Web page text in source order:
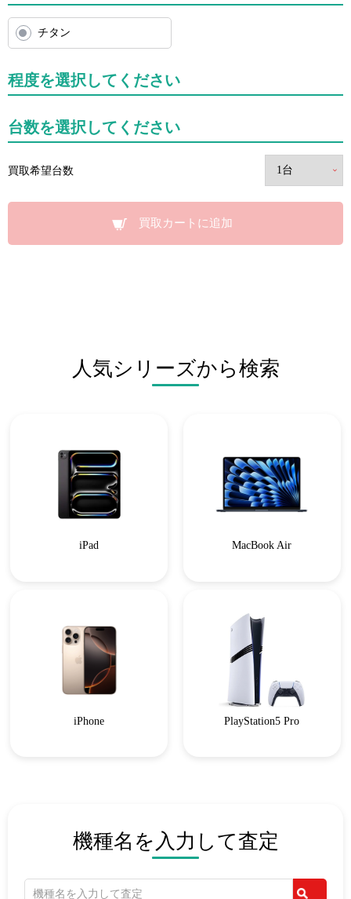
チタン
程度を選択してください
台数を選択してください
買取希望台数
買取カートに追加
人気シリーズから検索
iPad MacBook Air
iPhone PlayStation5 Pro
機種名を入力して査定